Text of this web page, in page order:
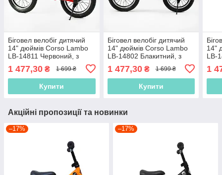
Біговел велобіг дитячий
14" дюймів Corso Lambo
LB-14811 Червоний, з
надувними колесами
1 477,30 ₴ 1 699 ₴
Купити
Біговел велобіг дитячий
14" дюймів Corso Lambo
LB-14802 Блакитний, з
надувними колесами
1 477,30₴ 1 699 ₴
Купити
14"
LB-
1
Акційні пропозиції та новинки
–17% –17%